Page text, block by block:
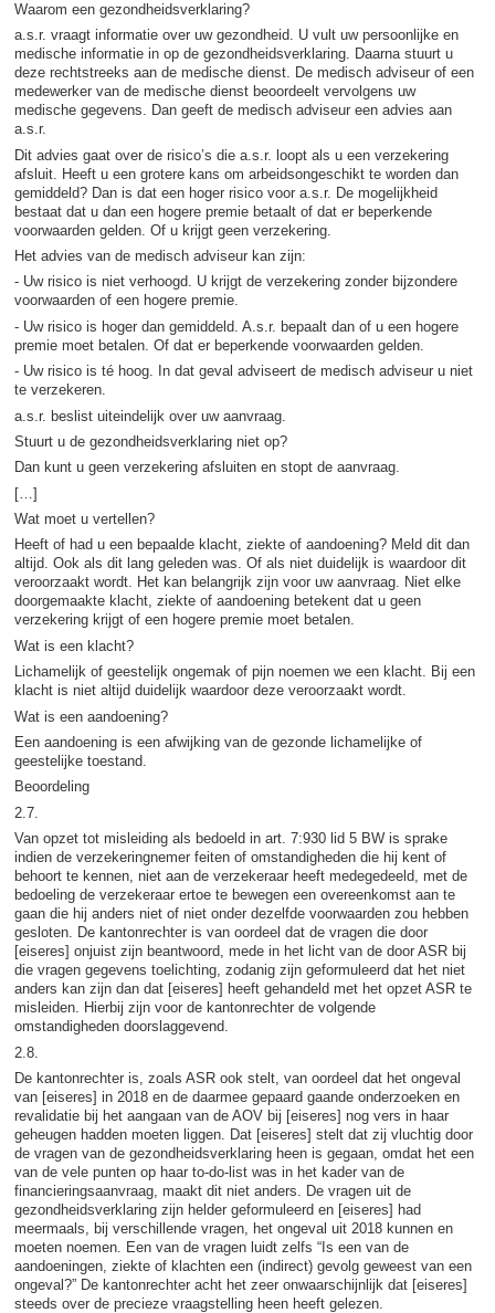
Waarom een gezondheidsverklaring?
a.s.r. vraagt informatie over uw gezondheid. U vult uw persoonlijke en
medische informatie in op de gezondheidsverklaring. Daarna stuurt u
deze rechtstreeks aan de medische dienst. De medisch adviseur of een
medewerker van de medische dienst beoordeelt vervolgens uw
medische gegevens. Dan geeft de medisch adviseur een advies aan
a.s.r.
Dit advies gaat over de risico’s die a.s.r. loopt als u een verzekering
afsluit. Heeft u een grotere kans om arbeidsongeschikt te worden dan
gemiddeld? Dan is dat een hoger risico voor a.s.r. De mogelijkheid
bestaat dat u dan een hogere premie betaalt of dat er beperkende
voorwaarden gelden. Of u krijgt geen verzekering.
Het advies van de medisch adviseur kan zijn:
- Uw risico is niet verhoogd. U krijgt de verzekering zonder bijzondere
voorwaarden of een hogere premie.
- Uw risico is hoger dan gemiddeld. A.s.r. bepaalt dan of u een hogere
premie moet betalen. Of dat er beperkende voorwaarden gelden.
- Uw risico is té hoog. In dat geval adviseert de medisch adviseur u niet
te verzekeren.
a.s.r. beslist uiteindelijk over uw aanvraag.
Stuurt u de gezondheidsverklaring niet op?
Dan kunt u geen verzekering afsluiten en stopt de aanvraag.
[…]
Wat moet u vertellen?
Heeft of had u een bepaalde klacht, ziekte of aandoening? Meld dit dan
altijd. Ook als dit lang geleden was. Of als niet duidelijk is waardoor dit
veroorzaakt wordt. Het kan belangrijk zijn voor uw aanvraag. Niet elke
doorgemaakte klacht, ziekte of aandoening betekent dat u geen
verzekering krijgt of een hogere premie moet betalen.
Wat is een klacht?
Lichamelijk of geestelijk ongemak of pijn noemen we een klacht. Bij een
klacht is niet altijd duidelijk waardoor deze veroorzaakt wordt.
Wat is een aandoening?
Een aandoening is een afwijking van de gezonde lichamelijke of
geestelijke toestand.
Beoordeling
2.7.
Van opzet tot misleiding als bedoeld in art. 7:930 lid 5 BW is sprake
indien de verzekeringnemer feiten of omstandigheden die hij kent of
behoort te kennen, niet aan de verzekeraar heeft medegedeeld, met de
bedoeling de verzekeraar ertoe te bewegen een overeenkomst aan te
gaan die hij anders niet of niet onder dezelfde voorwaarden zou hebben
gesloten. De kantonrechter is van oordeel dat de vragen die door
[eiseres] onjuist zijn beantwoord, mede in het licht van de door ASR bij
die vragen gegevens toelichting, zodanig zijn geformuleerd dat het niet
anders kan zijn dan dat [eiseres] heeft gehandeld met het opzet ASR te
misleiden. Hierbij zijn voor de kantonrechter de volgende
omstandigheden doorslaggevend.
2.8.
De kantonrechter is, zoals ASR ook stelt, van oordeel dat het ongeval
van [eiseres] in 2018 en de daarmee gepaard gaande onderzoeken en
revalidatie bij het aangaan van de AOV bij [eiseres] nog vers in haar
geheugen hadden moeten liggen. Dat [eiseres] stelt dat zij vluchtig door
de vragen van de gezondheidsverklaring heen is gegaan, omdat het een
van de vele punten op haar to-do-list was in het kader van de
financieringsaanvraag, maakt dit niet anders. De vragen uit de
gezondheidsverklaring zijn helder geformuleerd en [eiseres] had
meermaals, bij verschillende vragen, het ongeval uit 2018 kunnen en
moeten noemen. Een van de vragen luidt zelfs “Is een van de
aandoeningen, ziekte of klachten een (indirect) gevolg geweest van een
ongeval?” De kantonrechter acht het zeer onwaarschijnlijk dat [eiseres]
steeds over de precieze vraagstelling heen heeft gelezen.